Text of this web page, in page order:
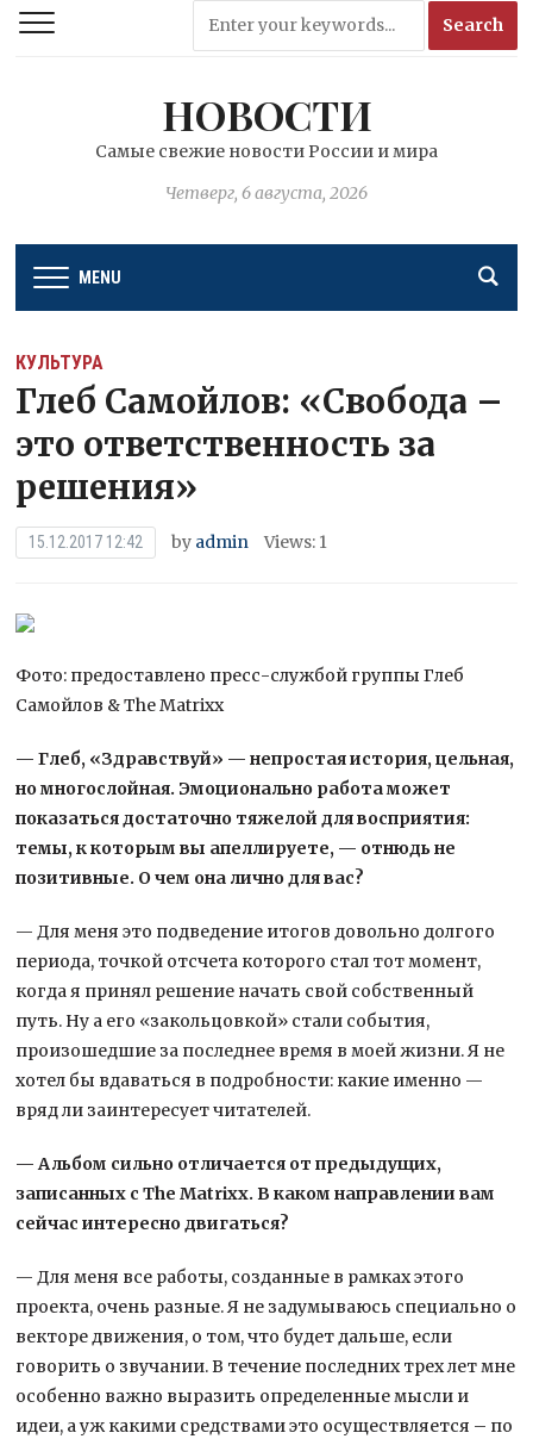
НОВОСТИ
Самые свежие новости России и мира
Четверг, 6 августа, 2026
MENU
КУЛЬТУРА
Глеб Самойлов: «Свобода –
это ответственность за
решения»
15.12.2017 12:42 by admin Views: 1
Фото: предоставлено пресс-службой группы Глеб
Самойлов & The Matrixx
— Глеб, «Здравствуй» — непростая история, цельная,
но многослойная. Эмоционально работа может
показаться достаточно тяжелой для восприятия:
темы, к которым вы апеллируете, — отнюдь не
позитивные. О чем она лично для вас?
— Для меня это подведение итогов довольно долгого
периода, точкой отсчета которого стал тот момент,
когда я принял решение начать свой собственный
путь. Ну а его «закольцовкой» стали события,
произошедшие за последнее время в моей жизни. Я не
хотел бы вдаваться в подробности: какие именно —
вряд ли заинтересует читателей.
— Альбом сильно отличается от предыдущих,
записанных с The Matrixx. В каком направлении вам
сейчас интересно двигаться?
— Для меня все работы, созданные в рамках этого
проекта, очень разные. Я не задумываюсь специально о
векторе движения, о том, что будет дальше, если
говорить о звучании. В течение последних трех лет мне
особенно важно выразить определенные мысли и
идеи, а уж какими средствами это осуществляется – по